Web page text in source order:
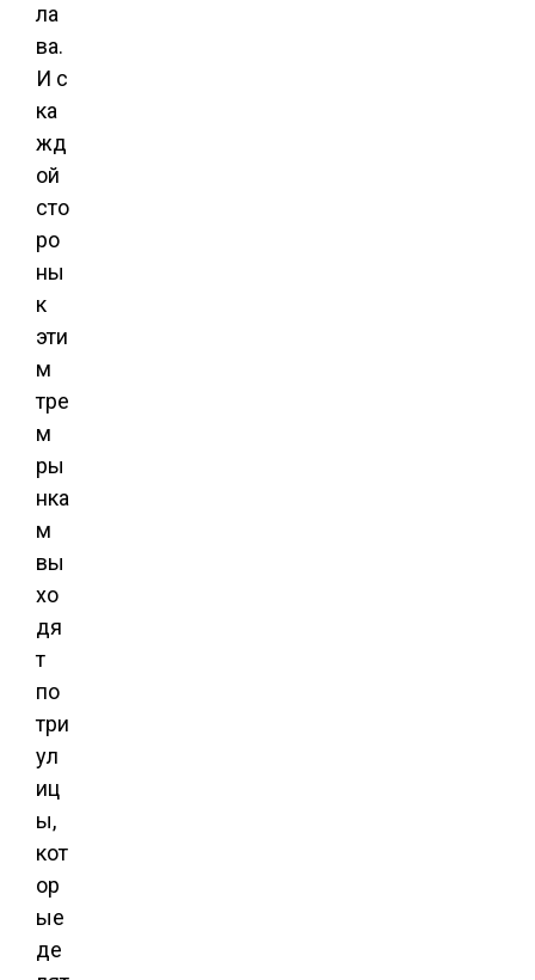
ла
ва.
И с
ка
жд
ой
сто
ро
ны
к
эти
м
тре
м
ры
нка
м
вы
хо
дя
т
по
три
ул
иц
ы,
кот
ор
ые
де